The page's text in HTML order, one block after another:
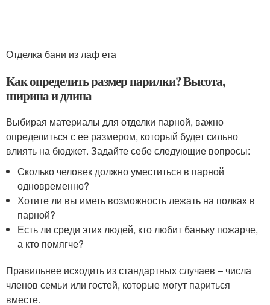
Отделка бани из лаф ета
Как определить размер парилки? Высота,
ширина и длина
Выбирая материалы для отделки парной, важно
определиться с ее размером, который будет сильно
влиять на бюджет. Задайте себе следующие вопросы:
Сколько человек должно уместиться в парной
одновременно?
Хотите ли вы иметь возможность лежать на полках в
парной?
Есть ли среди этих людей, кто любит баньку пожарче,
а кто помягче?
Правильнее исходить из стандартных случаев – числа
членов семьи или гостей, которые могут париться
вместе.